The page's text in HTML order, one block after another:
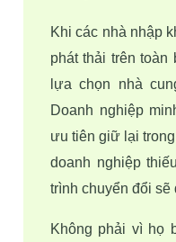
Khi các nhà nhập
phát thải trên
lựa chọn nhà
Doanh nghiệp
ưu tiên giữ lại
doanh nghiệp
trình chuyển đổi sẽ
Không phải vì họ